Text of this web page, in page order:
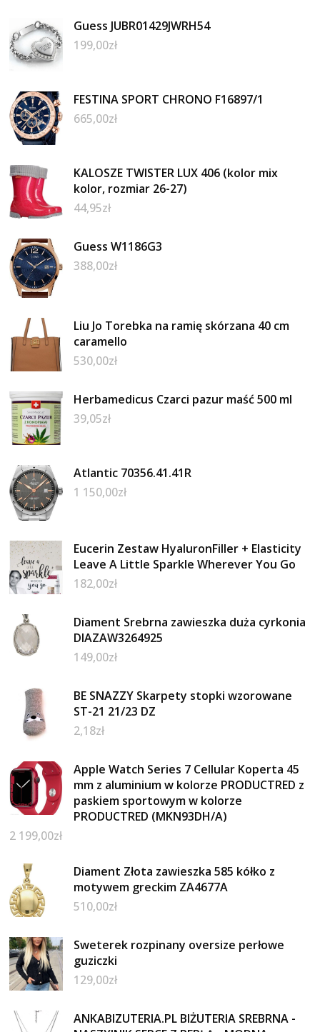
Guess JUBR01429JWRH54
199,00zł
FESTINA SPORT CHRONO F16897/1
665,00zł
KALOSZE TWISTER LUX 406 (kolor mix
kolor, rozmiar 26-27)
44,95zł
Guess W1186G3
388,00zł
Liu Jo Torebka na ramię skórzana 40 cm
caramello
530,00zł
Herbamedicus Czarci pazur maść 500 ml
39,05zł
Atlantic 70356.41.41R
1 150,00zł
Eucerin Zestaw HyaluronFiller + Elasticity
Leave A Little Sparkle Wherever You Go
182,00zł
Diament Srebrna zawieszka duża cyrkonia
DIAZAW3264925
149,00zł
BE SNAZZY Skarpety stopki wzorowane
ST-21 21/23 DZ
2,18zł
Apple Watch Series 7 Cellular Koperta 45
mm z aluminium w kolorze PRODUCTRED z
paskiem sportowym w kolorze
PRODUCTRED (MKN93DH/A)
2 199,00zł
Diament Złota zawieszka 585 kółko z
motywem greckim ZA4677A
510,00zł
Sweterek rozpinany oversize perłowe
guziczki
129,00zł
ANKABIZUTERIA.PL BIŻUTERIA SREBRNA -